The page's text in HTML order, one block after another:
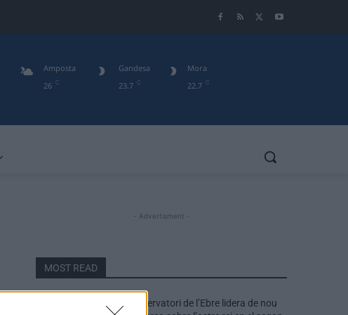
26 C
Amposta
23.7 C
Gandesa
22.7 C
Mora
- Advertisment -
MOST READ
L’Observatori de l’Ebre lidera de nou